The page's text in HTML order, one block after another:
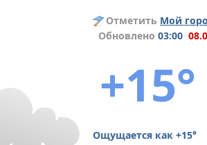
Отметить Мой
Обновлено 03:00
+15°
Ощущается как +15°